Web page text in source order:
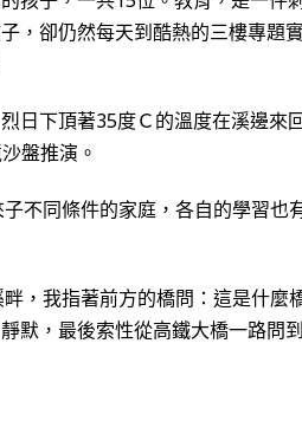
，卻仍然每天到酷熱的三樓專題
日下頂著35度Ｃ的溫度在溪邊來
盤推演。
不同條件的家庭，各自的學習
，我指著前方的橋問：這是什
默，最後索性從高鐵大橋一路